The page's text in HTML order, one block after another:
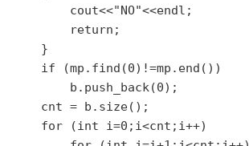
        cout<<"NO"<<endl;
        return;
    }
    if (mp.find(0)!=mp.end())
        b.push_back(0);
    cnt = b.size();
    for (int i=0;i<cnt;i++)